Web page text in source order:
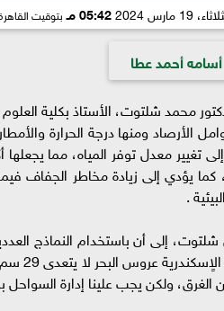
19 مارس 2024 05:42 مـ بتوقيت
أسامه أحمد عطا
محمد شلتوت، الأستاذ بكلية
الأرصاد ومنها درجة الحرارة
إلى تغيير معدل توفر المياه، مما
كما يؤدي إلى زيادة مخاطر الجفاف
.
إلى أن باستخدام النماذج
الغرق، ولكن يجب علينا إدارة